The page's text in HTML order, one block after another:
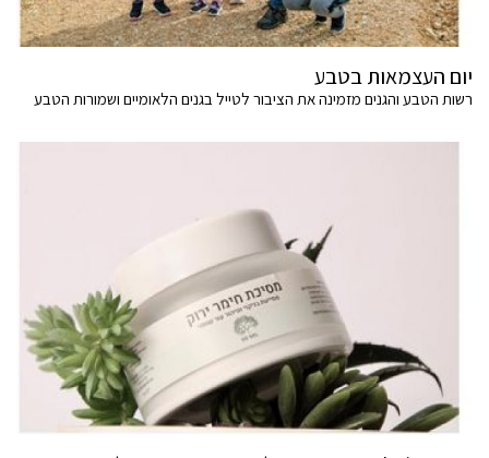
יום העצמאות בטבע
רשות הטבע והגנים מזמינה את הציבור לטייל בגנים הלאומיים ושמורות הטבע